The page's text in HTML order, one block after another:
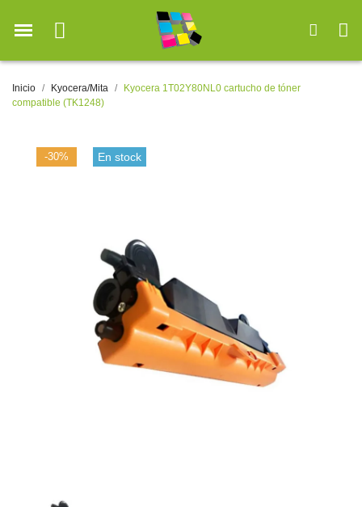
Inicio Kyocera/Mita
Kyocera 1T02Y80NL0 cartucho de tóner
compatible (TK1248)
-30% En stock